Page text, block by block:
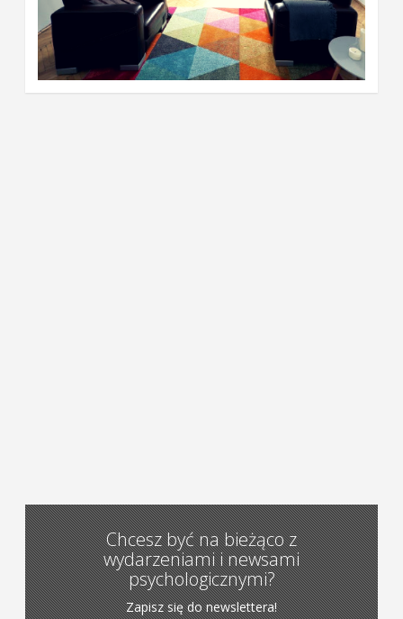
Chcesz być na bieżąco z
wydarzeniami i newsami
psychologicznymi?
Zapisz się do newslettera!